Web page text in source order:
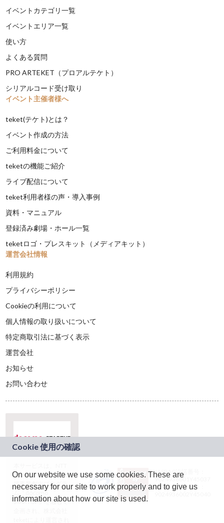
イベントカテゴリ一覧
イベントエリア一覧
使い方
よくある質問
PRO ARTEKET（プロアルテケト）
シリアルコード受け取り
イベント主催者様へ
teket(テケト)とは？
イベント作成の方法
ご利用料金について
teketの機能ご紹介
ライブ配信について
teket利用者様の声・導入事例
資料・マニュアル
登録済み劇場・ホール一覧
teketロゴ・プレスキット（メディアキット）
運営会社情報
利用規約
プライバシーポリシー
Cookieの利用について
個人情報の取り扱いについて
特定商取引法に基づく表示
運営会社
お知らせ
お問い合わせ
ドコモグループの新
規事業創出プログラ
ム「docomo
STARTUP」を通じて
JASRAC許諾番号：
9024936001Y45037
JASRAC許諾番号：
On our website we use some cookies. These are
necessary for our site to work properly and to give us
information about how our site is used.